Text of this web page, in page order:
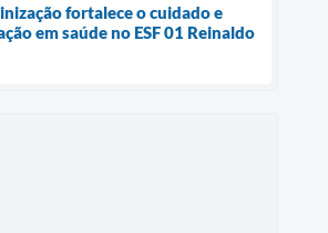
fortalece o cuidado e
em saúde no ESF 01 Reinaldo